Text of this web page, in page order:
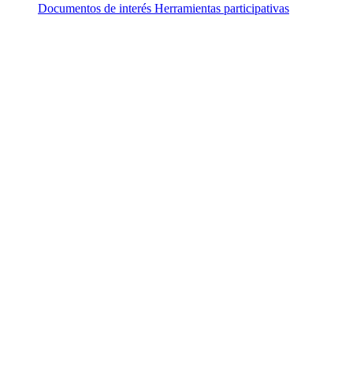
Documentos de interés Herramientas participativas